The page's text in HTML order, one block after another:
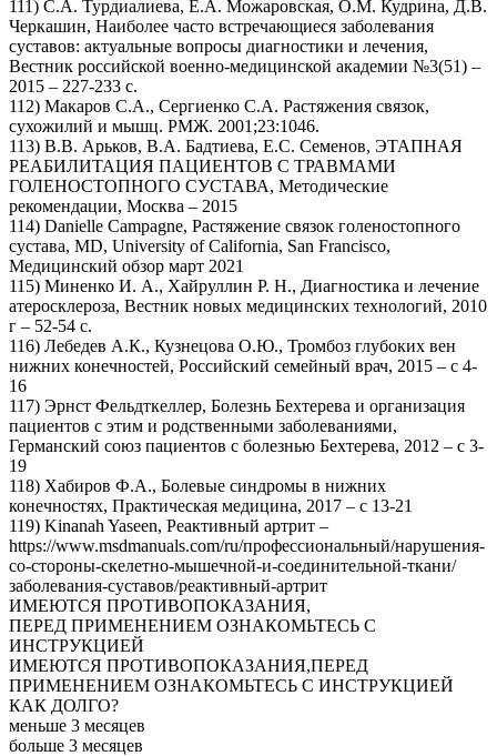
111) С.А. Турдиалиева, Е.А. Можаровская, О.М. Кудрина, Д.В.
Черкашин, Наиболее часто встречающиеся заболевания
суставов: актуальные вопросы диагностики и лечения,
Вестник российской военно-медицинской академии №3(51) –
2015 – 227-233 с.
112) Макаров С.А., Сергиенко С.А. Растяжения связок,
сухожилий и мышц. РМЖ. 2001;23:1046.
113) В.В. Арьков, В.А. Бадтиева, Е.С. Семенов, ЭТАПНАЯ
РЕАБИЛИТАЦИЯ ПАЦИЕНТОВ С ТРАВМАМИ
ГОЛЕНОСТОПНОГО СУСТАВА, Методические
рекомендации, Москва – 2015
114) Danielle Campagne, Растяжение связок голеностопного
сустава, MD, University of California, San Francisco,
Медицинский обзор март 2021
115) Миненко И. А., Хайруллин Р. Н., Диагностика и лечение
атеросклероза, Вестник новых медицинских технологий, 2010
г – 52-54 с.
116) Лебедев А.К., Кузнецова О.Ю., Тромбоз глубоких вен
нижних конечностей, Российский семейный врач, 2015 – с 4-
16
117) Эрнст Фельдткеллер, Болезнь Бехтерева и организация
пациентов с этим и родственными заболеваниями,
Германский союз пациентов с болезнью Бехтерева, 2012 – с 3-
19
118) Хабиров Ф.А., Болевые синдромы в нижних
конечностях, Практическая медицина, 2017 – с 13-21
119) Kinanah Yaseen, Реактивный артрит –
https://www.msdmanuals.com/ru/профессиональный/нарушения-
со-стороны-скелетно-мышечной-и-соединительной-ткани/
заболевания-суставов/реактивный-артрит
ИМЕЮТСЯ ПРОТИВОПОКАЗАНИЯ,
ПЕРЕД ПРИМЕНЕНИЕМ ОЗНАКОМЬТЕСЬ С
ИНСТРУКЦИЕЙ
ИМЕЮТСЯ ПРОТИВОПОКАЗАНИЯ,ПЕРЕД
ПРИМЕНЕНИЕМ ОЗНАКОМЬТЕСЬ С ИНСТРУКЦИЕЙ
КАК ДОЛГО?
меньше 3 месяцев
больше 3 месяцев